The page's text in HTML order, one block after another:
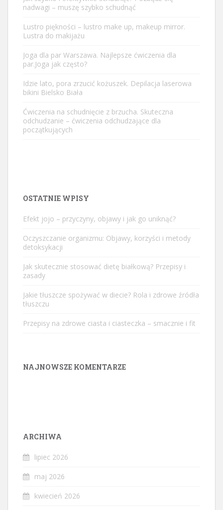
nadwagi – muszę szybko schudnąć
Lustro piękności – lustro make up, makeup mirror.
Lustra do makijażu
Joga dla par Warszawa. Najlepsze ćwiczenia dla
par.Joga jak często?
Idzie lato, pora zrzucić kożuszek. Depilacja laserowa
bikini Bielsko Biała
Ćwiczenia na schudnięcie z brzucha. Skuteczna
odchudzanie – ćwiczenia odchudzające dla
początkujących
OSTATNIE WPISY
Efekt jojo – przyczyny, objawy i jak go uniknąć?
Oczyszczanie organizmu: Objawy, korzyści i metody
detoksykacji
Jak skutecznie stosować dietę białkową? Przepisy i
zasady
Jakie tłuszcze spożywać w diecie? Rola i zdrowe źródła
tłuszczu
Przepisy na zdrowe ciasta i ciasteczka – smacznie i fit
NAJNOWSZE KOMENTARZE
ARCHIWA
lipiec 2026
maj 2026
kwiecień 2026